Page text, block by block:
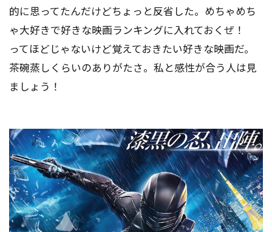
的に思ってたんだけどちょっと反省した。めちゃめち
ゃ大好きで好きな映画ランキングに入れておくぜ！
ってほどじゃないけど覚えておきたい好きな映画だ。
茶碗蒸しくらいのありがたさ。私と感性が合う人は見
ましょう！